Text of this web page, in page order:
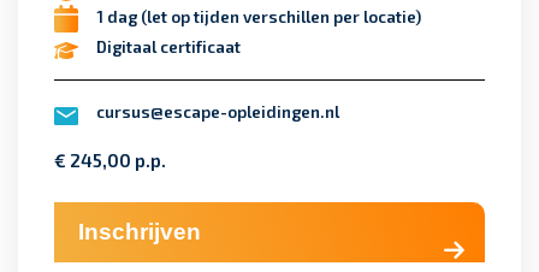
1 dag (let op tijden verschillen per locatie)
Digitaal certificaat
cursus@escape-opleidingen.nl
€ 245,00 p.p.
Inschrijven